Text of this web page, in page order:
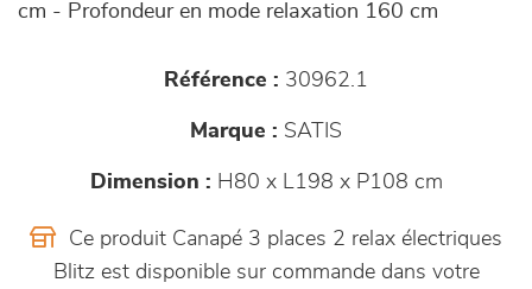
cm - Profondeur en mode relaxation 160 cm
Référence : 30962.1
Marque : SATIS
Dimension : H80 x L198 x P108 cm
Ce produit Canapé 3 places 2 relax électriques
Blitz est disponible sur commande dans votre